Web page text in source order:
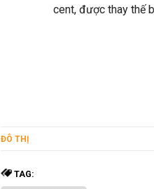
cent, được thay thế
ĐÔ THỊ
TAG: